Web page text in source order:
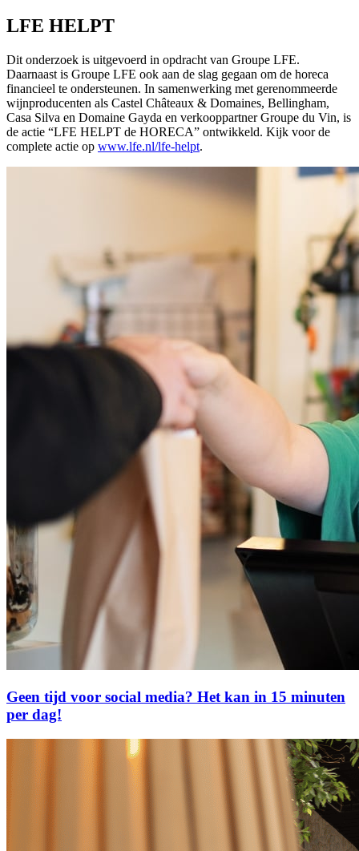
LFE HELPT
Dit onderzoek is uitgevoerd in opdracht van Groupe LFE.
Daarnaast is Groupe LFE ook aan de slag gegaan om de horeca
financieel te ondersteunen. In samenwerking met gerenommeerde
wijnproducenten als Castel Châteaux & Domaines, Bellingham,
Casa Silva en Domaine Gayda en verkooppartner Groupe du Vin, is
de actie “LFE HELPT de HORECA” ontwikkeld. Kijk voor de
complete actie op www.lfe.nl/lfe-helpt.
Geen tijd voor social media? Het kan in 15 minuten
per dag!